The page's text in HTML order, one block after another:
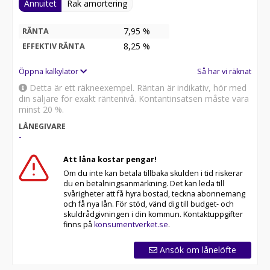
- 20-tum GT-fälgar med orange bromsok – sportiga
detaljer som syns
- Aktiv luftfjädring med CDC – justerar fjädringen efter
hastighet för optimal prestanda och komfort
kabinmaterial
- Kontrastsvart tak & spoiler – aggressiv och stilren
exteriör
- Electric Powered Door – elektriska dörrar för en
genuint premiumkänsla vid varje in- och urstigning
Teknisk data:
Förmånsvärde för denna specifika bil är låga
6.209kr/mån brutto utan reducering för mer än
3.000mil i tjänst.
Visste du att du alltid får upp till 10 års garanti på din
Zeekr? Varje ny bil levereras med en garanti på 5 år
Annuitet Rak amortering
RÄNTA 7,95 %
EFFEKTIV RÄNTA 8,25 %
Öppna kalkylator Så har vi räknat
Detta är ett räkneexempel. Räntan är indikativ, hör med
din säljare för exakt räntenivå. Kontantinsatsen måste vara
minst 20 %.
LÅNEGIVARE
-
Att låna kostar pengar!
Om du inte kan betala tillbaka skulden i tid riskerar
du en betalningsanmärkning. Det kan leda till
svårigheter att få hyra bostad, teckna abonnemang
och få nya lån. För stöd, vänd dig till budget- och
skuldrådgivningen i din kommun. Kontaktuppgifter
finns på konsumentverket.se.
Ansök om lånelöfte